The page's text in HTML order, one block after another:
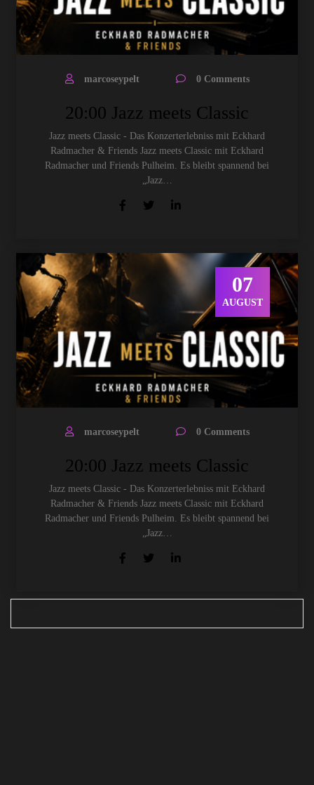
marcoseypelt 0 Comments
20:00 Jazz meets Classic
Jazz meets Classic - Das Konzerterlebniss mit Eckhard
Radmacher & Friends Jazz meets Classic mit Eckhard
Radmacher und Friends Pulheim. Es bleibt spannend bei
„Jazz…
07
AUGUST
marcoseypelt 0 Comments
20:00 Jazz meets Classic
Jazz meets Classic - Das Konzerterlebniss mit Eckhard
Radmacher & Friends Jazz meets Classic mit Eckhard
Radmacher und Friends Pulheim. Es bleibt spannend bei
„Jazz…